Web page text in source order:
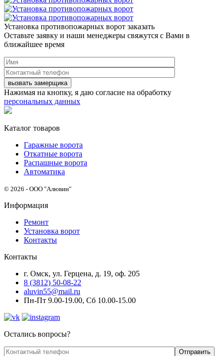
Установка противопожарных ворот заказать
Оставьте заявку и наши менеджеры свяжутся с Вами в
ближайшее время
Нажимая на кнопку, я даю согласие на обработку
персональных данных
Каталог товаров
Гаражные ворота
Откатные ворота
Распашные ворота
Автоматика
© 2026 - ООО "Алювин"
Информация
Ремонт
Установка ворот
Контакты
Контакты
г. Омск, ул. Герцена, д. 19, оф. 205
8 (3812) 50-08-22
aluvin55@mail.ru
Пн-Пт 9.00-19.00, Сб 10.00-15.00
Остались вопросы?